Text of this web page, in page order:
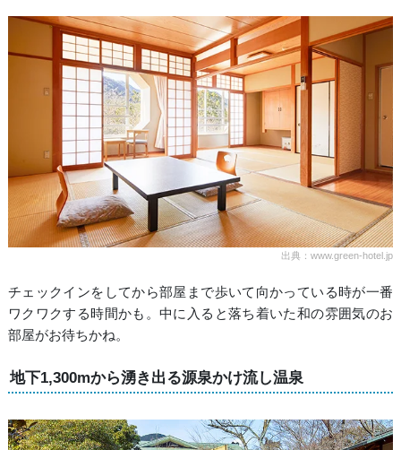
出典：www.green-hotel.jp
チェックインをしてから部屋まで歩いて向かっている時が一番
ワクワクする時間かも。中に入ると落ち着いた和の雰囲気のお
部屋がお待ちかね。
地下1,300mから湧き出る源泉かけ流し温泉